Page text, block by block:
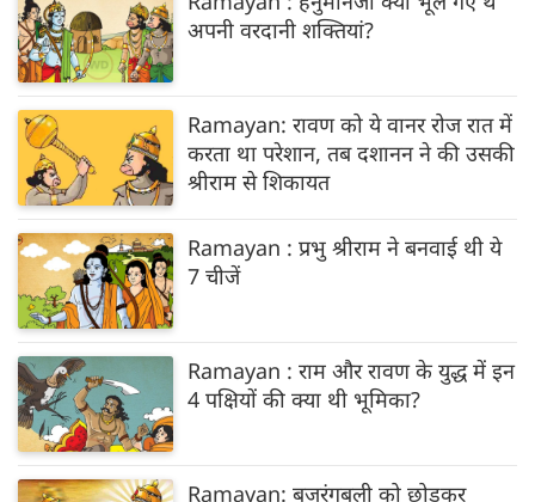
अपनी वरदानी शक्तियां?
Ramayan: रावण को ये वानर रोज रात में
करता था परेशान, तब दशानन ने की उसकी
श्रीराम से शिकायत
Ramayan : प्रभु श्रीराम ने बनवाई थी ये
7 चीजें
Ramayan : राम और रावण के युद्ध में इन
4 पक्षियों की क्या थी भूमिका?
Ramayan: बजरंगबली को छोड़कर